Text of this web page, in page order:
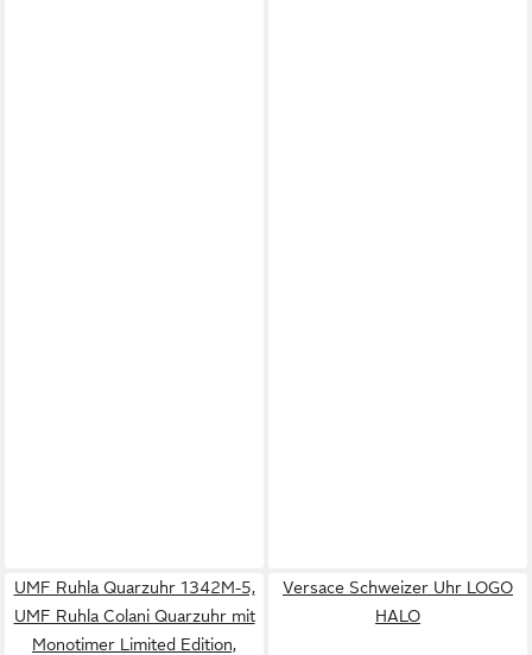
UMF Ruhla Quarzuhr 1342M-5,
UMF Ruhla Colani Quarzuhr mit
Monotimer Limited Edition,
Versace Schweizer Uhr LOGO
HALO